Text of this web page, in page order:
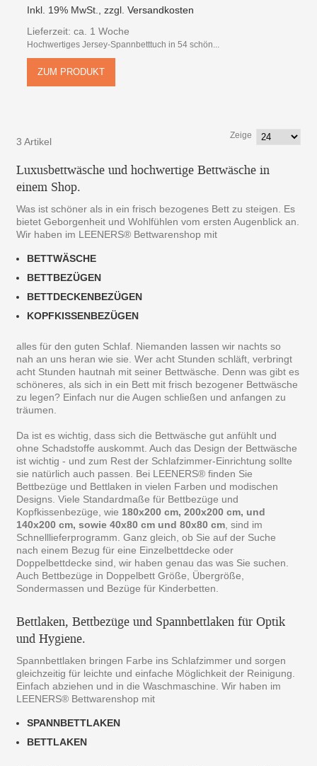
Inkl. 19% MwSt.,zzgl.Versandkosten
Lieferzeit: ca. 1 Woche
Hochwertiges Jersey-Spannbetttuch in 54 schön...
ZUM PRODUKT
3 Artikel
Zeige
Luxusbettwäsche und hochwertige Bettwäsche in
einem Shop.
Was ist schöner als in ein frisch bezogenes Bett zu steigen. Es
bietet Geborgenheit und Wohlfühlen vom ersten Augenblick an.
Wir haben im LEENERS® Bettwarenshop mit
BETTWÄSCHE
BETTBEZÜGEN
BETTDECKENBEZÜGEN
KOPFKISSENBEZÜGEN
alles für den guten Schlaf. Niemanden lassen wir nachts so
nah an uns heran wie sie. Wer acht Stunden schläft, verbringt
acht Stunden hautnah mit seiner Bettwäsche. Denn was gibt es
schöneres, als sich in ein Bett mit frisch bezogener Bettwäsche
zu legen? Einfach nur die Augen schließen und anfangen zu
träumen.
Da ist es wichtig, dass sich die Bettwäsche gut anfühlt und
ohne Schadstoffe auskommt. Auch das Design der Bettwäsche
ist wichtig - und zum Rest der Schlafzimmer-Einrichtung sollte
sie natürlich auch passen. Bei LEENERS® finden Sie
Bettbezüge und Bettlaken in vielen Farben und modischen
Designs. Viele Standardmaße für Bettbezüge und
Kopfkissenbezüge, wie 180x200 cm, 200x200 cm, und
140x200 cm, sowie 40x80 cm und 80x80 cm, sind im
Schnelllieferprogramm. Ganz gleich, ob Sie auf der Suche
nach einem Bezug für eine Einzelbettdecke oder
Doppelbettdecke sind, wir haben genau das was Sie suchen.
Auch Bettbezüge in Doppelbett Größe, Übergröße,
Sondermassen und Bezüge für Kinderbetten.
Bettlaken, Bettbezüge und Spannbettlaken für Optik
und Hygiene.
Spannbettlaken bringen Farbe ins Schlafzimmer und sorgen
gleichzeitig für leichte und einfache Möglichkeit der Reinigung.
Einfach abziehen und in die Waschmaschine. Wir haben im
LEENERS® Bettwarenshop mit
SPANNBETTLAKEN
BETTLAKEN